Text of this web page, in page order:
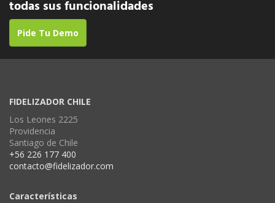
todas sus funcionalidades
Pide Tu Demo
FIDELIZADOR CHILE
Los Leones 2225
Providencia
Santiago de Chile
+56 226 177 400
contacto@fidelizador.com
Características